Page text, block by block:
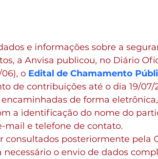
e informações sobre a
a Anvisa publicou, no Diário
o Edital de Chamamento
de contribuições até o dia 19/07/
de forma
a identificação do nome do
mail e telefone de contato.
consultados posteriormente pela
necessário o envio de dados